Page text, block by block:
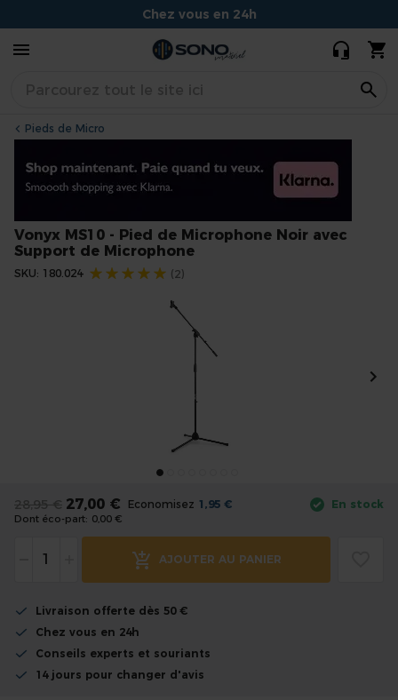
Chez vous en 24h
Conseils experts et souriants
Situé à Dijon
Pieds de Micro
Noir avec
Support de
Microphone
Vonyx MS10 - Pied de Microphone Noir avec
Support de Microphone
SKU 180.024 Évaluation: (2)
27,00 €
28,95 € Economisez 1,95 €
Dont éco-part: 0,00 €
AJOUTER AU PANIER
En stock
Livraison offerte dès 50 €
Chez vous en 24h
Conseils experts et souriants
14 jours pour changer d'avis
the
beginning
gallery